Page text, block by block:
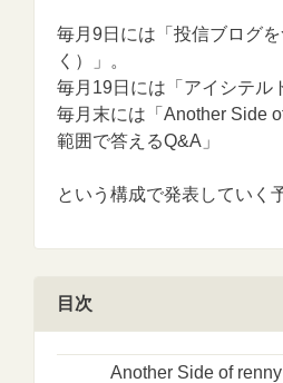
毎月9日には「投信ブログ
く）」。
毎月19日には「アイシテル
毎月末には「Another Side
範囲で答えるQ&A」
という構成で発表していく
目次
Another Side of